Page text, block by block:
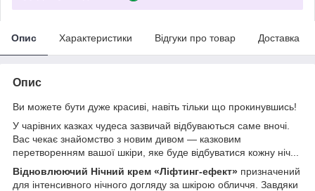
Опис Характеристики Відгуки про товар Доставка
Опис
Ви можете бути дуже красиві, навіть тільки що прокинувшись!
У чарівних казках чудеса зазвичай відбуваються саме вночі.
Вас чекає знайомство з новим дивом — казковим
перетворенням вашої шкіри, яке буде відбуватися кожну ніч...
Відновлюючий Нічний крем «Ліфтинг-ефект» призначений
для інтенсивного нічного догляду за шкірою обличчя. Завдяки